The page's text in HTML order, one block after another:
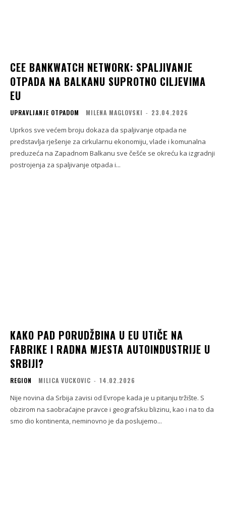
CEE BANKWATCH NETWORK: SPALJIVANJE
OTPADA NA BALKANU SUPROTNO CILJEVIMA
EU
UPRAVLJANJE OTPADOM MILENA MAGLOVSKI - 23.04.2026
Uprkos sve većem broju dokaza da spaljivanje otpada ne
predstavlja rješenje za cirkularnu ekonomiju, vlade i komunalna
preduzeća na Zapadnom Balkanu sve češće se okreću ka izgradnji
postrojenja za spaljivanje otpada i...
KAKO PAD PORUDŽBINA U EU UTIČE NA
FABRIKE I RADNA MJESTA AUTOINDUSTRIJE U
SRBIJI?
REGION MILICA VUCKOVIC - 14.02.2026
Nije novina da Srbija zavisi od Evrope kada je u pitanju tržište. S
obzirom na saobraćajne pravce i geografsku blizinu, kao i na to da
smo dio kontinenta, neminovno je da poslujemo...